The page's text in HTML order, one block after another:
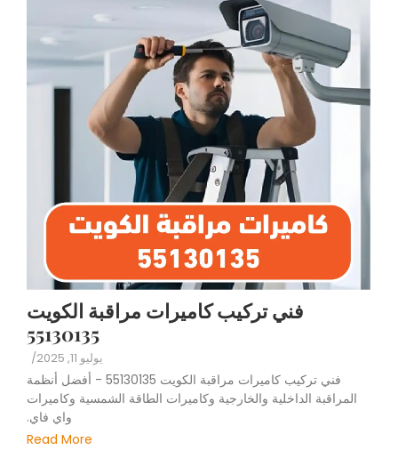
فني تركيب كاميرات مراقبة الكويت
55130135
يوليو 11, 2025 /
فني تركيب كاميرات مراقبة الكويت 55130135 - أفضل أنظمة
المراقبة الداخلية والخارجية وكاميرات الطاقة الشمسية وكاميرات
واي فاي.
Read More